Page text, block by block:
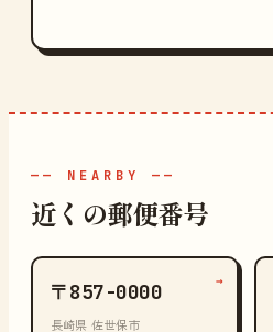
—— NEARBY ——
近くの郵便番号
〒857-0000
長崎県 佐世保市
→